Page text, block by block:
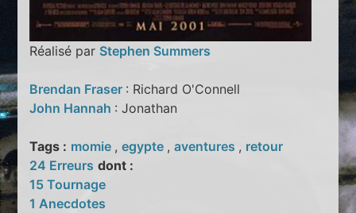
Réalisé par Stephen Summers
Brendan Fraser : Richard O'Connell
John Hannah : Jonathan
Tags : momie ,egypte ,aventures , retour
24 Erreurs dont :
15 Tournage
1 Anecdotes